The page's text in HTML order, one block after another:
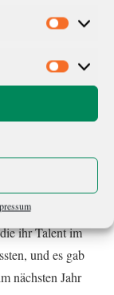
gekommen.
hören wollen.
ihr Talent im
und es gab
nächsten Jahr